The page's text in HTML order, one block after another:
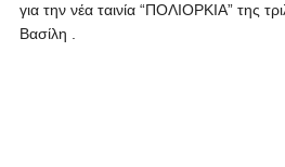
για την νέα ταινία “ΠΟΛΙΟΡΚΙΑ” της
Βασίλη .